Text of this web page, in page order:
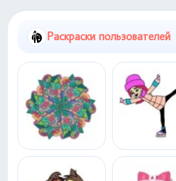
Раскраски пользователей